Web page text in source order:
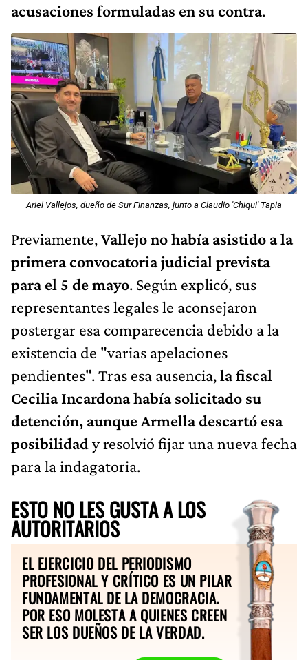
acusaciones formuladas en su contra.
Ariel Vallejos, dueño de Sur Finanzas, junto a Claudio 'Chiqui' Tapia
Previamente,Vallejo no había asistido a la
primera convocatoria judicial prevista
para el 5 de mayo. Según explicó, sus
representantes legales le aconsejaron
postergar esa comparecencia debido a la
existencia de "varias apelaciones
pendientes". Tras esa ausencia,la fiscal
Cecilia Incardona había solicitado su
detención, aunque Armella descartó esa
posibilidady resolvió fijar una nueva fecha
para la indagatoria.
ESTO NO LES GUSTA A LOS
AUTORITARIOS
EL EJERCICIO DEL PERIODISMO
PROFESIONAL Y CRÍTICO ES UN PILAR
FUNDAMENTAL DE LA DEMOCRACIA.
POR ESO MOLESTA A QUIENES CREEN
SER LOS DUEÑOS DE LA VERDAD.